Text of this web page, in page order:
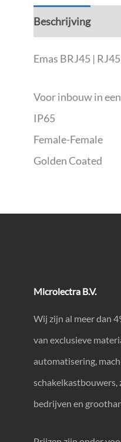
Beschrijving
Emas BRJ45 |
Voor inbouw in
IP65
Female-Female
Golden Coated
Microlectra B.V.
Wij zijn al meer dan
van exclusieve
automatisering,
bedrijven en